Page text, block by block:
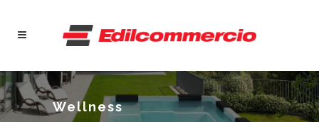
Wellness